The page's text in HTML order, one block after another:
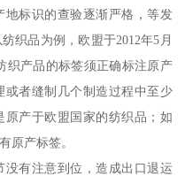
标识的查验逐渐严格，等发
织品为例，欧盟于2012年5月
织产品的标签须正确标注原产
或者缝制几个制造过程中至少
产于欧盟国家的纺织品；如
原产标签。
有注意到位，造成出口退运